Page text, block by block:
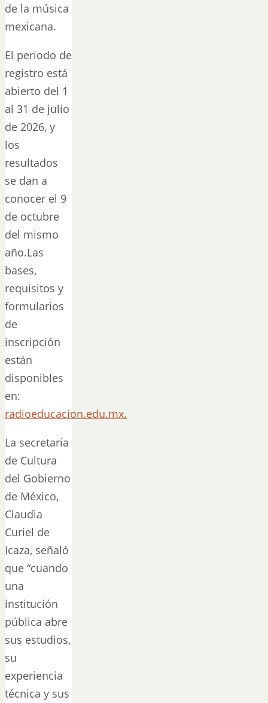
de la música
mexicana.
El periodo de
registro está
abierto del 1
al 31 de julio
de 2026, y
los
resultados
se dan a
conocer el 9
de octubre
del mismo
año.Las
bases,
requisitos y
formularios
de
inscripción
están
disponibles
en:
radioeducacion.edu.mx.
La secretaria
de Cultura
del Gobierno
de México,
Claudia
Curiel de
Icaza, señaló
que “cuando
una
institución
pública abre
sus estudios,
su
experiencia
técnica y sus